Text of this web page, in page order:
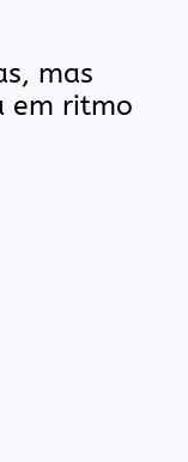
mas
em ritmo